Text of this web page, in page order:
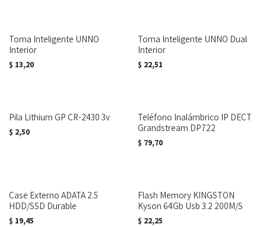
Toma Inteligente UNNO
Interior
$ 13,20
Toma Inteligente UNNO Dual
Interior
$ 22,51
Pila Lithium GP CR-2430 3v
$ 2,50
Teléfono Inalámbrico IP DECT
Grandstream DP722
$ 79,70
Case Externo ADATA 2.5
HDD/SSD Durable
$ 19,45
Flash Memory KINGSTON
Kyson 64Gb Usb 3.2 200M/S
$ 22,25